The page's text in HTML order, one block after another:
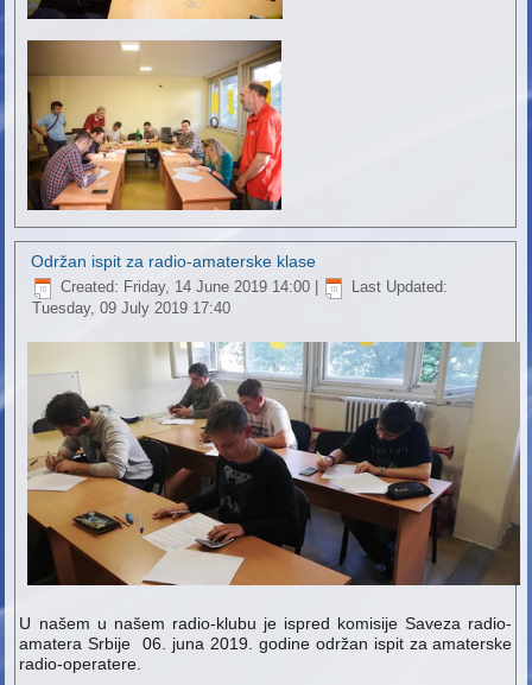
Održan ispit za radio-amaterske klase
Created: Friday, 14 June 2019 14:00
Last Updated:
Tuesday, 09 July 2019 17:40
U našem u našem radio-klubu je ispred komisije Saveza radio-
amatera Srbije 06. juna 2019. godine održan ispit za amaterske
radio-operatere.